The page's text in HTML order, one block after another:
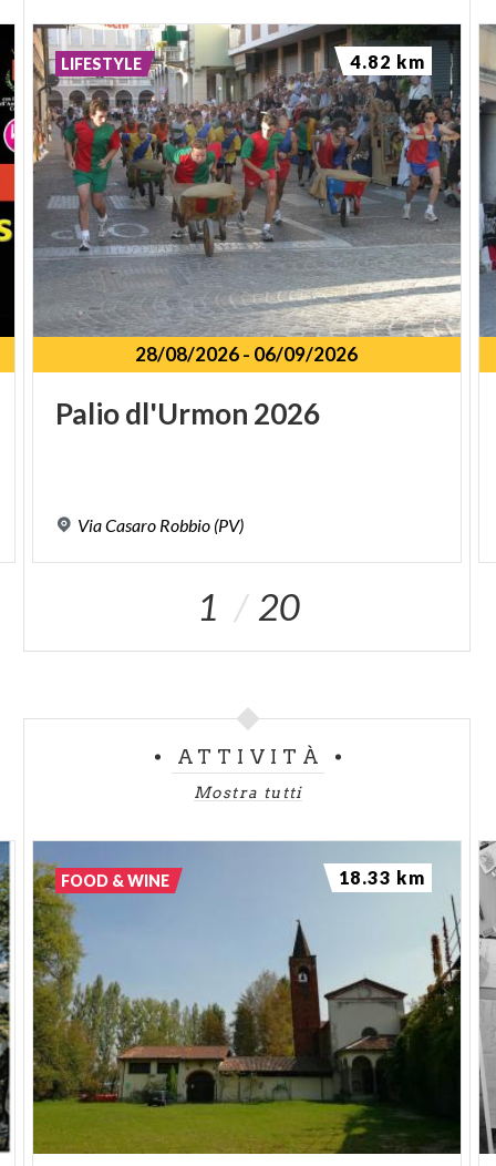
28/08/2026- 06/09/2026
Paliodl'Urmon 2026
ViaCasaro Robbio (PV)
LIFESTYLE 4.82 km
1 20
ATTIVITÀ
Mostra tutti
FOOD & WINE 18.33 km